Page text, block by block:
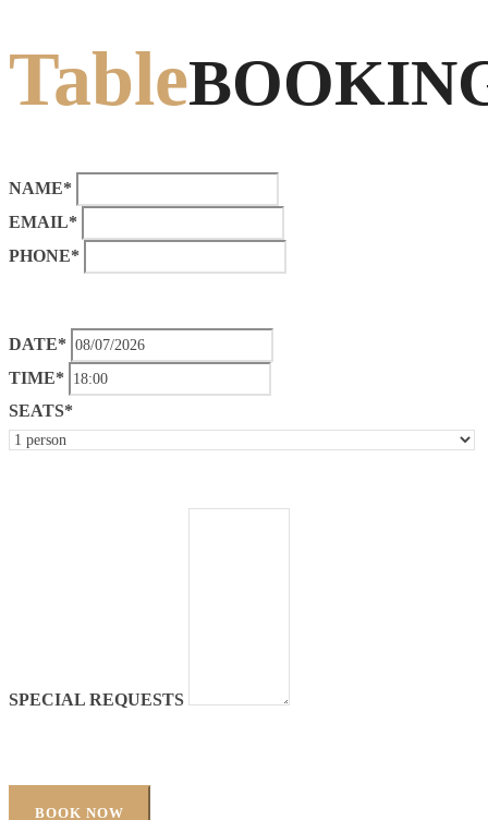
Table
NAME*
EMAIL*
PHONE*
DATE*
TIME*
SEATS*
SPECIAL REQUESTS